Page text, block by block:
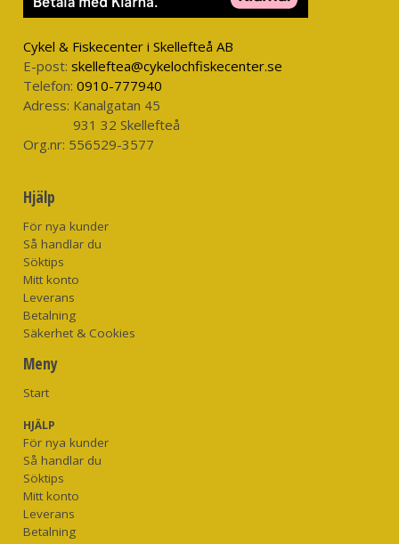
Cykel & Fiskecenter i Skellefteå AB
E-post: skelleftea@cykelochfiskecenter.se
Telefon: 0910-777940
Adress: Kanalgatan 45
931 32 Skellefteå
Org.nr: 556529-3577
Hjälp
För nya kunder
Så handlar du
Söktips
Mitt konto
Leverans
Betalning
Säkerhet & Cookies
Meny
Start
HJÄLP
För nya kunder
Så handlar du
Söktips
Mitt konto
Leverans
Betalning